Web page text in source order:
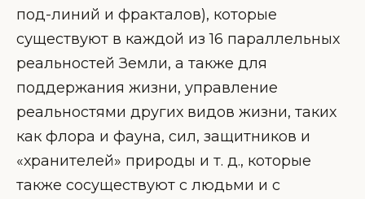
под-линий и фракталов), которые
существуют в каждой из 16 параллельных
реальностей Земли, а также для
поддержания жизни, управление
реальностями других видов жизни, таких
как флора и фауна, сил, защитников и
«хранителей» природы и т. д., которые
также сосуществуют с людьми и с